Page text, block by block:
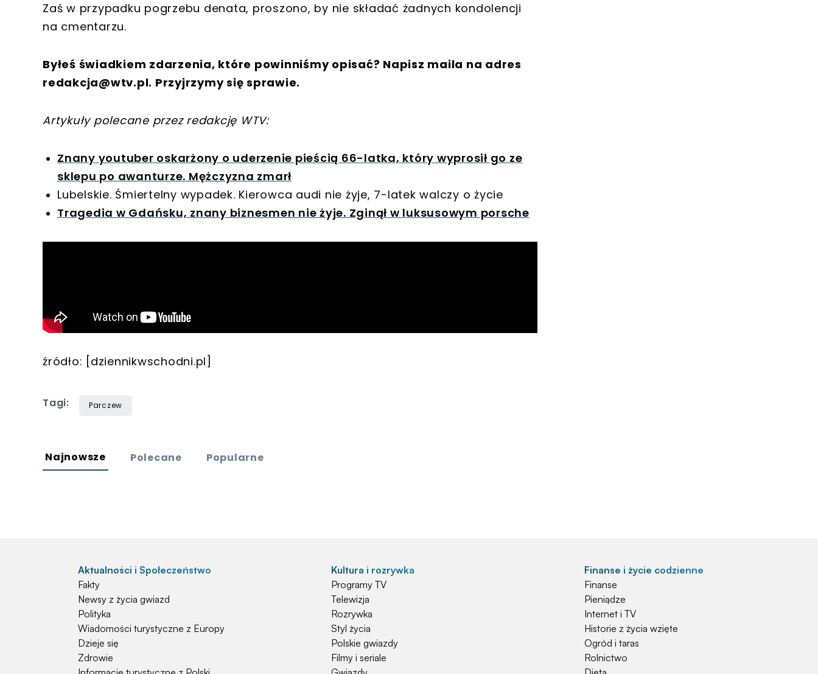
Zaś w przypadku pogrzebu denata, proszono, by nie składać żadnych kondolencji
na cmentarzu.
Byłeś świadkiem zdarzenia, które powinniśmy opisać? Napisz maila na adres
redakcja@wtv.pl. Przyjrzymy się sprawie.
Artykuły polecane przez redakcję WTV:
Znany youtuber oskarżony o uderzenie pieścią 66-latka, który wyprosił go ze
sklepu po awanturze. Mężczyzna zmarł
Lubelskie. Śmiertelny wypadek. Kierowca audi nie żyje, 7-latek walczy o życie
Tragedia w Gdańsku, znany biznesmen nie żyje. Zginął w luksusowym porsche
źródło: [dziennikwschodni.pl]
Tagi: Parczew
Najnowsze Polecane Popularne
Aktualności i Społeczeństwo
Fakty
Newsy z życia gwiazd
Polityka
Wiadomości turystyczne z Europy
Dzieje się
Zdrowie
Kultura i rozrywka
Programy TV
Telewizja
Rozrywka
Styl życia
Polskie gwiazdy
Filmy i seriale
Finanse i życie codzienne
Finanse
Pieniądze
Internet i TV
Historie z życia wzięte
Ogród i taras
Rolnictwo